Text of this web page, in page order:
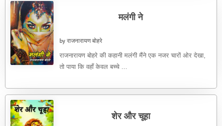
मलंगी ने
by राजनारायण बोहरे
राजनारायण बोहरे की कहानी मलंगी मैंने एक नजर चारों ओर देखा,
तो पाया कि वहाँ केवल बच्चे ...
शेर और चूहा